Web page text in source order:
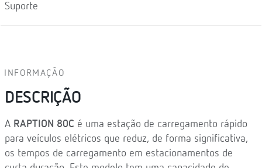
Suporte
INFORMAÇÃO
DESCRIÇÃO
A RAPTION 80C é uma estação de carregamento rápido
para veículos elétricos que reduz, de forma significativa,
os tempos de carregamento em estacionamentos de